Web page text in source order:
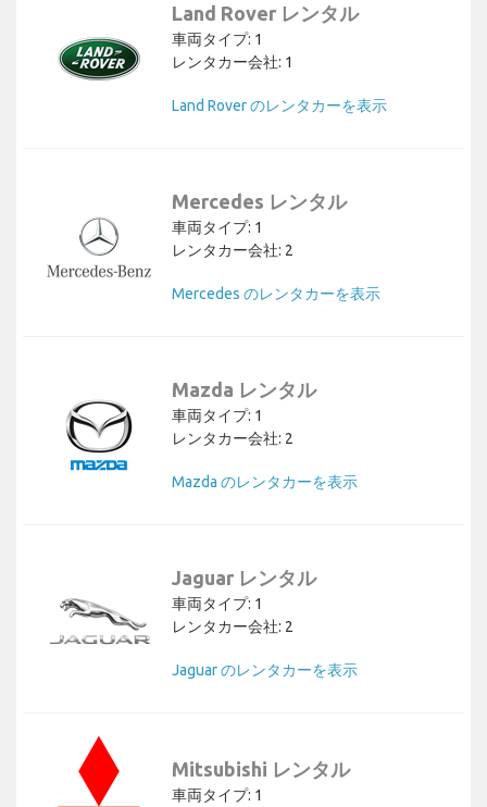
Land Rover レンタル
車両タイプ: 1
レンタカー会社: 1
Land Rover のレンタカーを表示
Mercedes レンタル
車両タイプ: 1
レンタカー会社: 2
Mercedes のレンタカーを表示
Mazda レンタル
車両タイプ: 1
レンタカー会社: 2
Mazda のレンタカーを表示
Jaguar レンタル
車両タイプ: 1
レンタカー会社: 2
Jaguar のレンタカーを表示
Mitsubishi レンタル
車両タイプ: 1